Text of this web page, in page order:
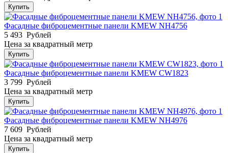
Купить
Фасадные фиброцементные панели KMEW NH4756
5 493 Рублей
Цена за квадратный метр
Купить
Фасадные фиброцементные панели KMEW CW1823
3 799 Рублей
Цена за квадратный метр
Купить
Фасадные фиброцементные панели KMEW NH4976
7 609 Рублей
Цена за квадратный метр
Купить